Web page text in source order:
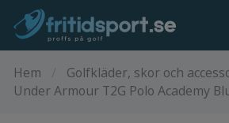
Hem Golfkläder, skor och
Under Armour T2G Polo Academy